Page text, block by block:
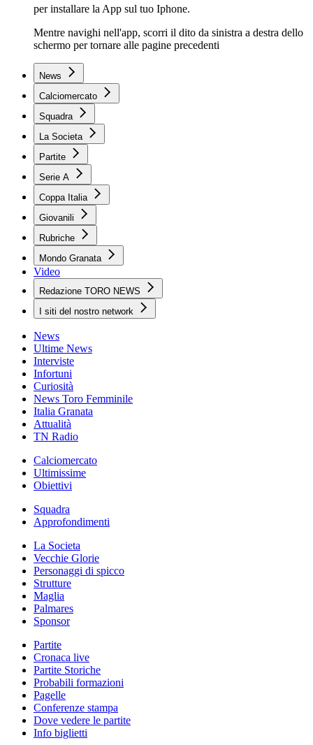
per installare la App sul tuo Iphone.
Mentre navighi nell'app, scorri il dito da sinistra a destra dello
schermo per tornare alle pagine precedenti
News
Calciomercato
Squadra
La Societa
Partite
Serie A
Coppa Italia
Giovanili
Rubriche
Mondo Granata
Video
Redazione TORO NEWS
I siti del nostro network
News
Ultime News
Interviste
Infortuni
Curiosità
News Toro Femminile
Italia Granata
Attualità
TN Radio
Calciomercato
Ultimissime
Obiettivi
Squadra
Approfondimenti
La Societa
Vecchie Glorie
Personaggi di spicco
Strutture
Maglia
Palmares
Sponsor
Partite
Cronaca live
Partite Storiche
Probabili formazioni
Pagelle
Conferenze stampa
Dove vedere le partite
Info biglietti